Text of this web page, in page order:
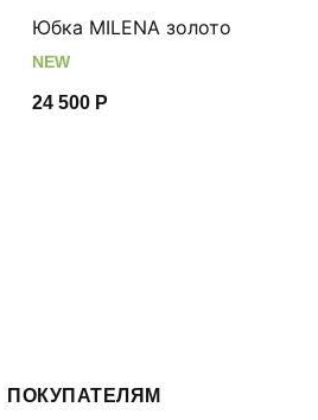
Юбка MILENA золотo
NEW
24 500 Р
ПОКУПАТЕЛЯМ